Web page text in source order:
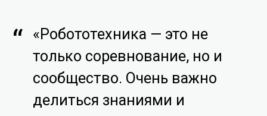
«Робототехника — это не
только соревнование, но и
сообщество. Очень важно
делиться знаниями и